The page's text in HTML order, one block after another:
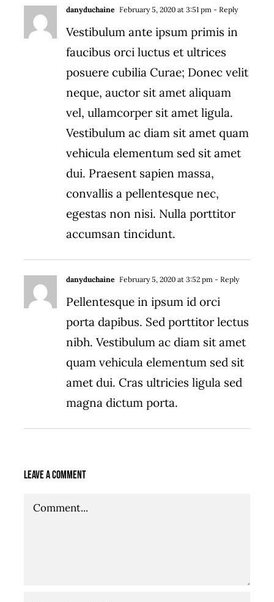
danyduchaine February 5, 2020 at 3:51 pm- Reply
Vestibulum ante ipsum primis in
faucibus orci luctus et ultrices
posuere cubilia Curae; Donec velit
neque, auctor sit amet aliquam
vel, ullamcorper sit amet ligula.
Vestibulum ac diam sit amet quam
vehicula elementum sed sit amet
dui. Praesent sapien massa,
convallis a pellentesque nec,
egestas non nisi. Nulla porttitor
accumsan tincidunt.
danyduchaine February 5, 2020 at 3:52 pm- Reply
Pellentesque in ipsum id orci
porta dapibus. Sed porttitor lectus
nibh. Vestibulum ac diam sit amet
quam vehicula elementum sed sit
amet dui. Cras ultricies ligula sed
magna dictum porta.
Leave A Comment
Comment